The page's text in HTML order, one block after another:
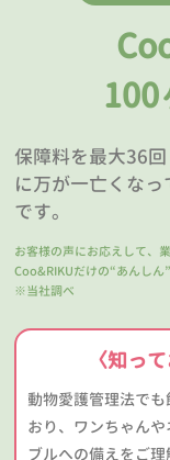
100
保障料を最大36
に万が一亡くな
です。
お客様の声にお応えして、
Coo&RIKUだけの“あんしん
※当社調べ
〈知っ
動物愛護管理法で
おり、ワンちゃん
ブルへの備えをご理